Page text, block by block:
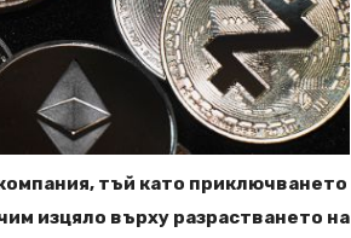
тъй като приключването
изцяло върху разрастването на